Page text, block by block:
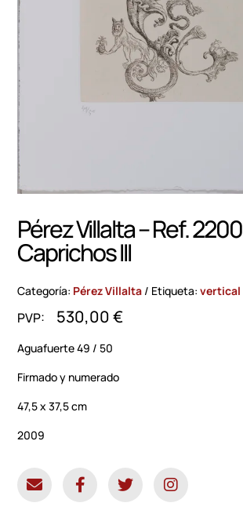
Pérez Villalta – Ref. 2200
Caprichos III
Categoría: Pérez Villalta Etiqueta:vertical
530,00€
Aguafuerte 49 / 50
Firmado y numerado
47,5 x 37,5 cm
2009